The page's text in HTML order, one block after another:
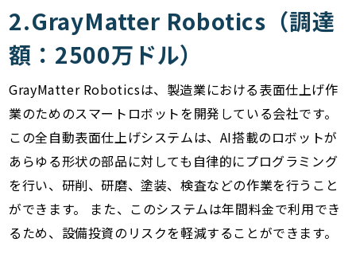
2.GrayMatter Robotics（調達
額：2500万ドル）
GrayMatter Roboticsは、製造業における表面仕上げ作
業のためのスマートロボットを開発している会社です。
この全自動表面仕上げシステムは、AI搭載のロボットが
あらゆる形状の部品に対しても自律的にプログラミング
を行い、研削、研磨、塗装、検査などの作業を行うこと
ができます。 また、このシステムは年間料金で利用でき
るため、設備投資のリスクを軽減することができます。